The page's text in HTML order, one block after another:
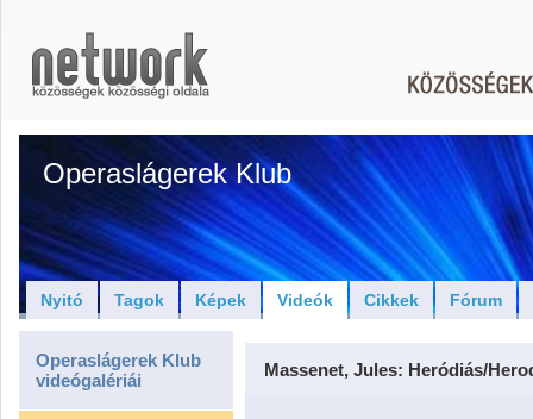
Operaslágerek Klub
Nyitó Tagok Képek Videók Cikkek Fórum
Operaslágerek Klub
videógalériái
Massenet, Jules: Heródiás/